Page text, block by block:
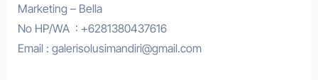
Marketing – Bella
No HP/WA : +6281380437616
Email : galerisolusimandiri@gmail.com